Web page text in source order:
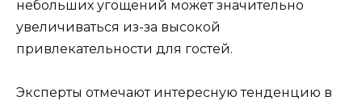
небольших угощений может значительно
увеличиваться из-за высокой
привлекательности для гостей.
Эксперты отмечают интересную тенденцию в